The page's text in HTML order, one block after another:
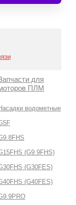
для
ПЛМ
водометные
(G9.9FHS)
(G30FES)
(G40FES)